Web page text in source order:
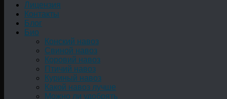
Лицензия
Контакты
Блог
Био
Конский навоз
Свиной навоз
Коровий навоз
Птичий навоз
Куриный навоз
Какой навоз лучше
Можно ли удобрять